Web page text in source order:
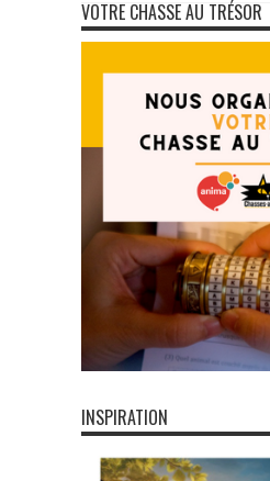
VOTRE CHASSE AU TRÉSOR
INSPIRATION